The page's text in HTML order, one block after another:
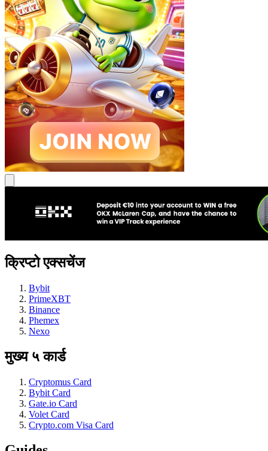
क्रिप्टो एक्सचेंज
Bybit
PrimeXBT
Binance
Phemex
Nexo
मुख्य ५ कार्ड
Cryptomus Card
Bybit Card
Gate.io Card
Volet Card
Crypto.com Visa Card